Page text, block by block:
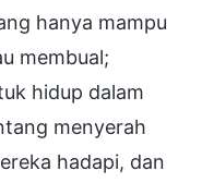
hanya mampu
membual;
hidup dalam
menyerah
hadapi, dan